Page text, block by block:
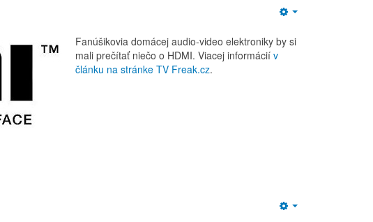
Fanúšikovia domácej audio-video elektroniky by si
mali prečítať niečo o HDMI. Viacej informácií v
článku na stránke TV Freak.cz.